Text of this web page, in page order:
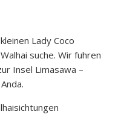
Lady Coco
suche. Wir fuhren
Insel Limasawa –